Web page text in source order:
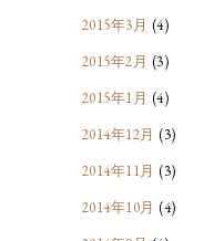
2015年3月 (4)
2015年2月 (3)
2015年1月 (4)
2014年12月 (3)
2014年11月 (3)
2014年10月 (4)